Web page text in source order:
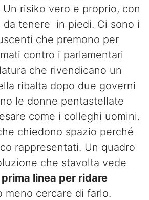
Un risiko vero e proprio, con
da tenere in piedi. Ci sono i
che premono per
contro i parlamentari
che rivendicano un
ribalta dopo due governi
le donne pentastellate
come i colleghi uomini.
chiedono spazio perché
rappresentati. Un quadro
che stavolta vede
linea per ridare
meno cercare di farlo.